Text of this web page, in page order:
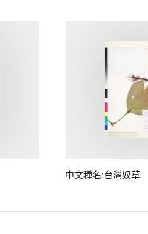
中文種名:台灣奴草